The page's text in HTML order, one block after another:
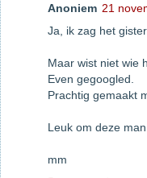
Anoniem 21
Ja, ik zag het
Maar wist niet wie
Even gegoogled.
Prachtig gemaakt
Leuk om deze
mm